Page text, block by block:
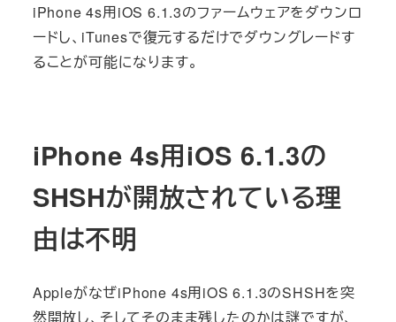
iPhone 4s用iOS 6.1.3のファームウェアをダウンロ
ードし、iTunesで復元するだけでダウングレードす
ることが可能になります。
iPhone 4s用iOS 6.1.3の
SHSHが開放されている理
由は不明
AppleがなぜiPhone 4s用iOS 6.1.3のSHSHを突
然開放し、そしてそのまま残したのかは謎ですが、